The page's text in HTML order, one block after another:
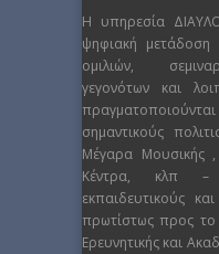
Η υπηρεσία
ψηφιακή μετάδοση
ομιλιών,
γεγονότων και
σημαντικούς
Μέγαρα Μουσικής
Κέντρα, κλπ
εκπαιδευτικούς
πρωτίστως προς
Ερευνητικής και